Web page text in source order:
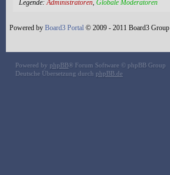
Legende:Administratoren, Globale Moderatoren
Powered by Board3 Portal © 2009 - 2011 Board3 Group
Powered by phpBB® Forum Software © phpBB Group
Deutsche Übersetzung durch phpBB.de